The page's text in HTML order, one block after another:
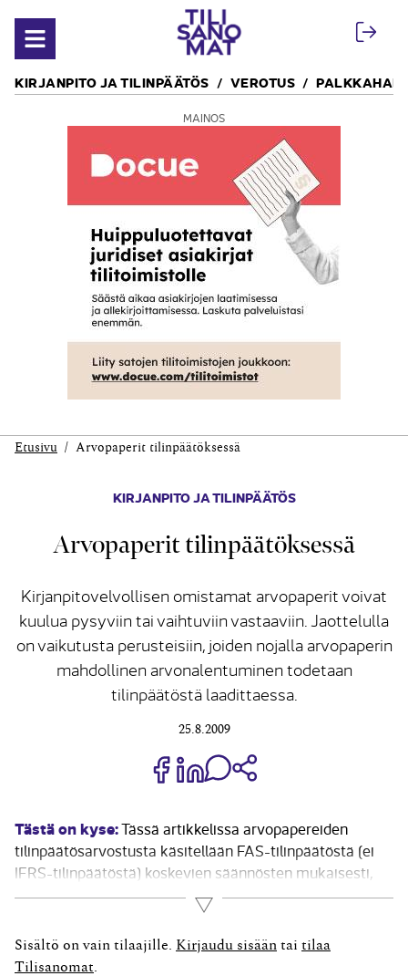
Avaa valikko
KIRJANPITO JA TILINPÄÄTÖS VEROTUS
MAINOS
Etusivu Arvopaperit tilinpäätöksessä
KIRJANPITO JA TILINPÄÄTÖS
Arvopaperit tilinpäätöksessä
Kirjanpitovelvollisen omistamat arvopaperit voivat
kuulua pysyviin tai vaihtuviin vastaaviin. Jaottelulla
on vaikutusta perusteisiin, joiden nojalla arvopaperin
mahdollinen arvonalentuminen todetaan
tilinpäätöstä laadittaessa.
25.8.2009
Jaa Share on Facebook
Jaa Share on LinkedIn
Jaa WhatsApp-viestinä
Tästä on kyse:Tässä artikkelissa arvopapereiden
tilinpäätösarvostusta käsitellään FAS-tilinpäätöstä (ei
IFRS-tilinpäätöstä) koskevien säännösten mukaisesti,
IAS/IFRS-mää­räyksiä ei tarkastella. Arvopaperi
pysyvänä vastaavana Jos arvopaperista odotetaan
saatavan tuloja useampana kuin yhtenä tilikautena, ne
esitetään pysyvien vastaavien erässä Sijoitukset.
Lue lisää
Sisältö on vain tilaajille. Kirjaudu sisään tai tilaa
Tilisanomat